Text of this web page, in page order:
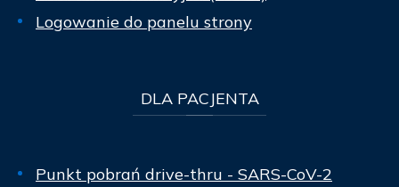
Logowanie do panelu strony
DLAPACJENTA
Punkt pobrań drive-thru - SARS-CoV-2